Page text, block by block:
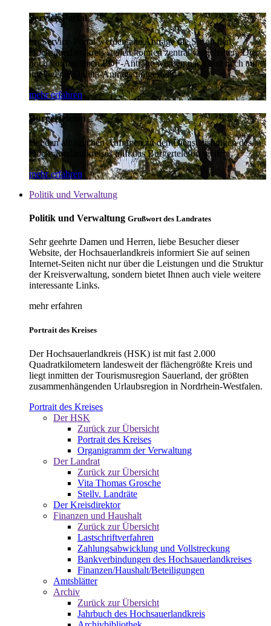
Service-Portal
Im Service-Portal werden alle Anträge die Sie an den
Hochsauerlandkreis stellen können zentral vorgehalten. Die
noch vorhandenen PDF-Anträge werden nach und nach auf
intelligente Online-Anträge umgestellt.
mehr erfahren
Bürgertelefon
Bei den alltäglichen Anfragen zu den Dienstleistungen des
Hochsauerlandkreises hilft das Bürgertelefon weiter.
mehr erfahren
Politik und Verwaltung
Politik und Verwaltung Grußwort des Landrates
Sehr geehrte Damen und Herren, liebe Besucher dieser
Website, der Hochsauerlandkreis informiert Sie auf seinen
Internet-Seiten nicht nur über die Leistungen und die Struktur
der Kreisverwaltung, sondern bietet Ihnen auch viele weitere
interessante Links.
mehr erfahren
Portrait des Kreises
Der Hochsauerlandkreis (HSK) ist mit fast 2.000
Quadratkilometern landesweit der flächengrößte Kreis und
liegt inmitten der Tourismusregion Sauerland, der größten
zusammenhängenden Urlaubsregion in Nordrhein-Westfalen.
Portrait des Kreises
Der HSK
Zurück zur Übersicht
Portrait des Kreises
Organigramm der Verwaltung
Der Landrat
Zurück zur Übersicht
Vita Thomas Grosche
Stellv. Landräte
Der Kreisdirektor
Finanzen und Haushalt
Zurück zur Übersicht
Lastschriftverfahren
Zahlungsabwicklung und Vollstreckung
Bankverbindungen des Hochsauerlandkreises
Finanzen/Haushalt/Beteiligungen
Amtsblätter
Archiv
Zurück zur Übersicht
Jahrbuch des Hochsauerlandkreis